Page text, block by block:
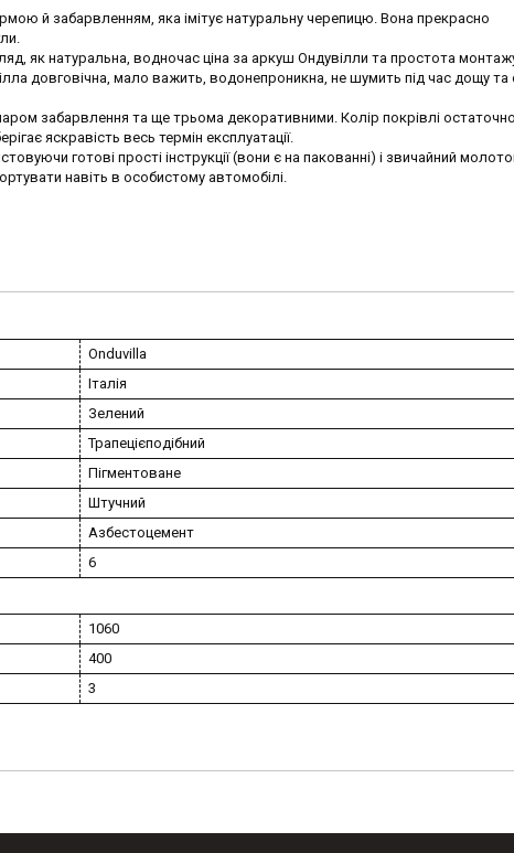
й забарвленням, яка імітує натуральну черепицю. Вона прекрасно
як натуральна, водночас ціна за аркуш Ондувілли та простота
довговічна, мало важить, водонепроникна, не шумить під час дощу та
забарвлення та ще трьома декоративними. Колір покрівлі остаточно
яскравість весь термін експлуатації.
готові прості інструкції (вони є на пакованні) і звичайний
навіть в особистому автомобілі.
Onduvilla
Італія
Зелений
Трапецієподібний
Пігментоване
Штучний
Азбестоцемент
6
1060
400
3